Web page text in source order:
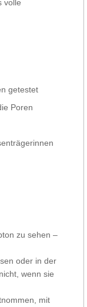
volle
getestet
Poren
zu sehen –
oder in der
wenn sie
mit